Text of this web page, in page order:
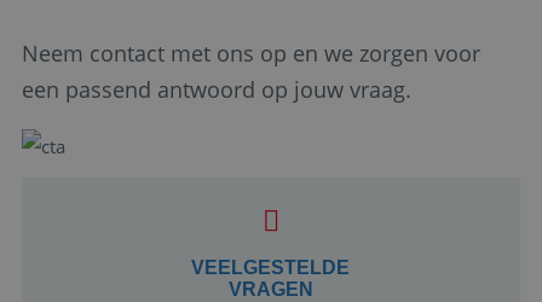
Neem contact met ons op en we zorgen voor
een passend antwoord op jouw vraag.
VEELGESTELDE
VRAGEN
Google Privacy Policy